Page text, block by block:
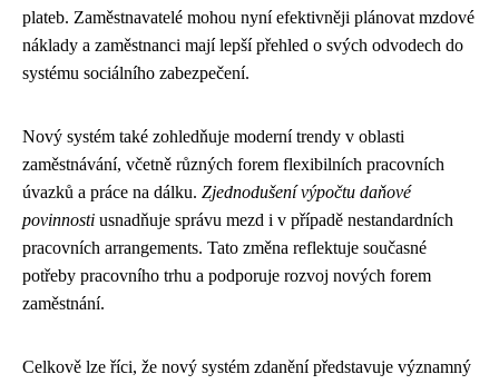
plateb. Zaměstnavatelé mohou nyní efektivněji plánovat mzdové
náklady a zaměstnanci mají lepší přehled o svých odvodech do
systému sociálního zabezpečení.
Nový systém také zohledňuje moderní trendy v oblasti
zaměstnávání, včetně různých forem flexibilních pracovních
úvazků a práce na dálku. Zjednodušení výpočtu daňové
povinnosti usnadňuje správu mezd i v případě nestandardních
pracovních arrangements. Tato změna reflektuje současné
potřeby pracovního trhu a podporuje rozvoj nových forem
zaměstnání.
Celkově lze říci, že nový systém zdanění představuje významný